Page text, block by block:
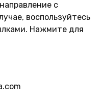
с
воспользуйтесь
Нажмите для